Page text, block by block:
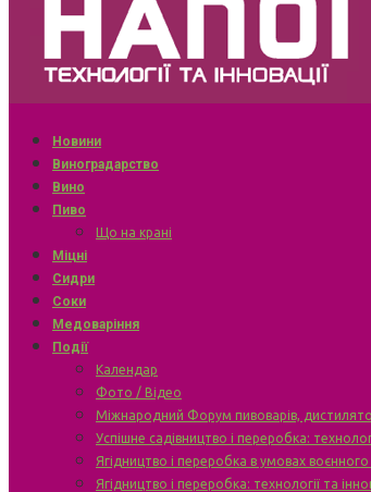
Новини
Виноградарство
Вино
Пиво
Що на крані
Міцні
Сидри
Соки
Медоваріння
Події
Календар
Фото / Відео
Міжнародний Форум пивоварів,
Успішне садівництво і переробка:
Ягідництво і переробка в умовах
Ягідництво і переробка: технології та